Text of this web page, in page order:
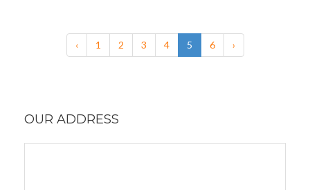
‹ 1 2 3 4 5 6 ›
OUR ADDRESS